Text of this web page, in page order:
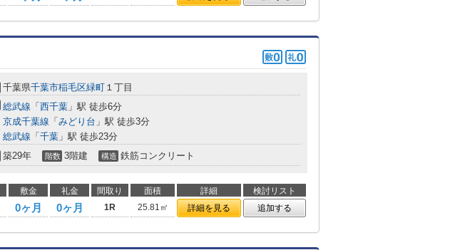
千葉県千葉市稲毛区緑町 １丁目
総武線 「 西千葉 」駅 徒歩6分
京成千葉線 「 みどり台 」駅 徒歩3分
総武線 「 千葉 」駅 徒歩23分
築29年 階数 3階建 構造 鉄筋コンクリート
敷金 礼金 間取り 面積 詳細
検討リスト
0ヶ月 0ヶ月 1R 25.81㎡ 詳細を見る 追加する